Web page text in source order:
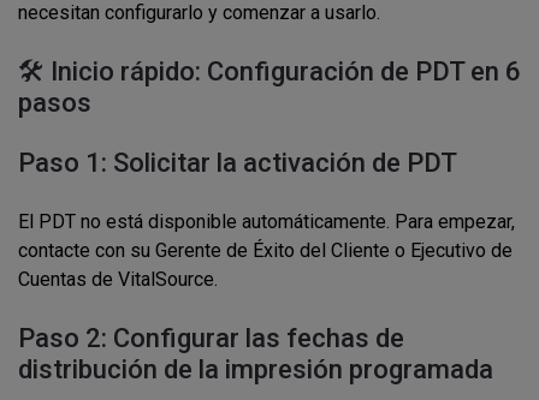
necesitan configurarlo y comenzar a usarlo.
🛠️ Inicio rápido: Configuración de PDT en 6
pasos
Paso 1: Solicitar la activación de PDT
El PDT no está disponible automáticamente. Para empezar,
contacte con su Gerente de Éxito del Cliente o Ejecutivo de
Cuentas de VitalSource.
Paso 2: Configurar las fechas de
distribución de la impresión programada